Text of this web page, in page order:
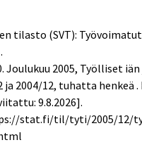
tilasto (SVT):
Joulukuu 2005, Työlliset
ja 2004/12, tuhatta henkeä .
9.8.2026].
stat.fi/til/tyti/2005/12/